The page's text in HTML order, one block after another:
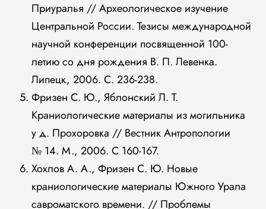
Приуралья // Археологическое изучение
Центральной России. Тезисы международной
научной конференции посвященной 100-
летию со дня рождения В. П. Левенка.
Липецк, 2006. С. 236-238.
Фризен С. Ю., Яблонский Л. Т.
Краниологические материалы из могильника
у д. Прохоровка // Вестник Антропологии
№ 14. М., 2006. С 160-167.
Хохлов А. А., Фризен С. Ю. Новые
краниологические материалы Южного Урала
савроматского времени. // Проблемы